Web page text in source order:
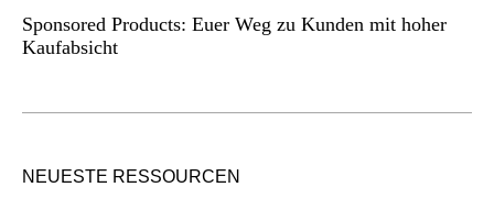
Sponsored Products: Euer Weg zu Kunden mit hoher
Kaufabsicht
NEUESTE RESSOURCEN